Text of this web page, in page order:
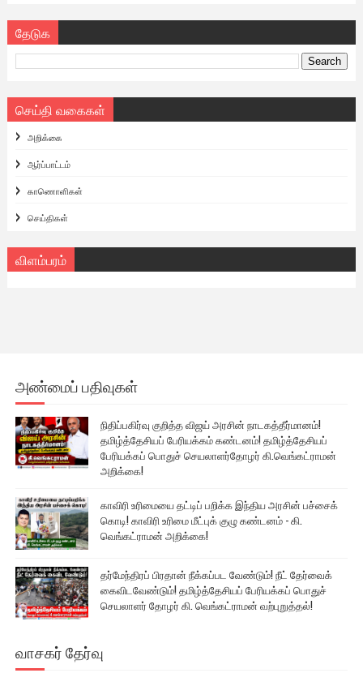
தேடுக
செய்தி வகைகள்
அறிக்கை
ஆர்ப்பாட்டம்
காணொளிகள்
செய்திகள்
விளம்பரம்
அண்மைப் பதிவுகள்
நிதிப்பகிர்வு குறித்த விஜய் அரசின் நாடகத்தீர்மானம்!
தமிழ்த்தேசியப் பேரியக்கம் கண்டனம்! தமிழ்த்தேசியப்
பேரியக்கப் பொதுச் செயலாளர்தோழர் கி.வெங்கட்ராமன்
அறிக்கை!
காவிரி உரிமையை தட்டிப் பறிக்க இந்திய அரசின் பச்சைக்
கொடி! காவிரி உரிமை மீட்புக் குழு கண்டனம் - கி.
வெங்கட்ராமன் அறிக்கை!
தர்மேந்திரப் பிரதான் நீக்கப்பட வேண்டும்! நீட் தேர்வைக்
கைவிடவேண்டும்! தமிழ்த்தேசியப் பேரியக்கப் பொதுச்
செயலாளர் தோழர் கி. வெங்கட்ராமன் வற்புறுத்தல்!
வாசகர் தேர்வு